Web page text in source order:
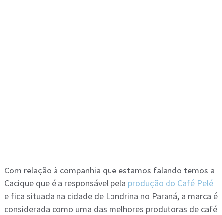
Com relação à companhia que estamos falando temos a
Cacique que é a responsável pela produção do Café Pelé
e fica situada na cidade de Londrina no Paraná, a marca é
considerada como uma das melhores produtoras de café